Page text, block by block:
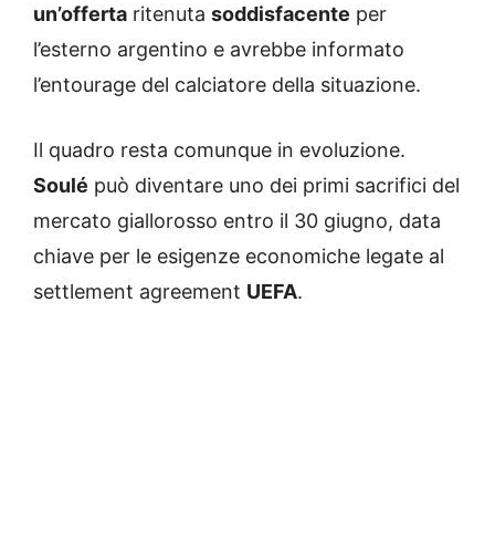
un’offerta ritenuta soddisfacente per
l’esterno argentino e avrebbe informato
l’entourage del calciatore della situazione.
Il quadro resta comunque in evoluzione.
Soulé può diventare uno dei primi sacrifici del
mercato giallorosso entro il 30 giugno, data
chiave per le esigenze economiche legate al
settlement agreement UEFA.